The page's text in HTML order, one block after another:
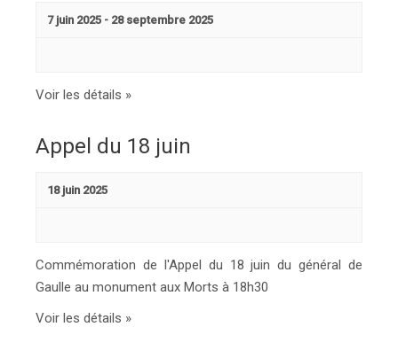
7 juin 2025 - 28 septembre 2025
Voir les détails »
Appel du 18 juin
18 juin 2025
Commémoration de l'Appel du 18 juin du général de
Gaulle au monument aux Morts à 18h30
Voir les détails »